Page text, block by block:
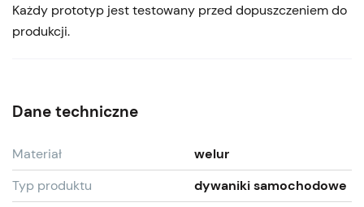
Każdy prototyp jest testowany przed dopuszczeniem do
produkcji.
Dane techniczne
Materiał
welur
Typ produktu
dywaniki samochodowe